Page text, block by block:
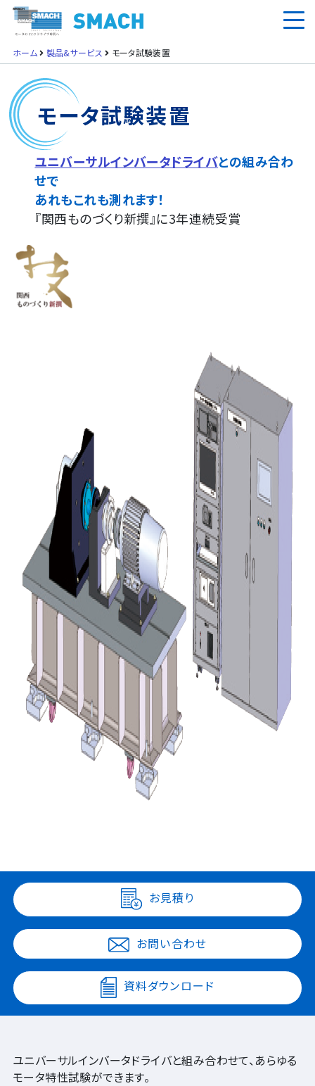
ホーム 製品&サービス モータ試験装置
モータ試験装置
ユニバーサルインバータドライバとの組み合わ
せで
あれもこれも測れます！
『関西ものづくり新撰』に3年連続受賞
お見積り
お問い合わせ
資料ダウンロード
ユニバーサルインバータドライバと組み合わせて、あらゆる
モータ特性試験ができます。